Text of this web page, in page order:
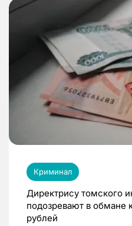
Криминал
Директрису томского
подозревают в обмане
рублей